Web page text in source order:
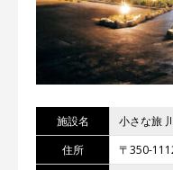
施設名
小さな旅
住所
〒350-